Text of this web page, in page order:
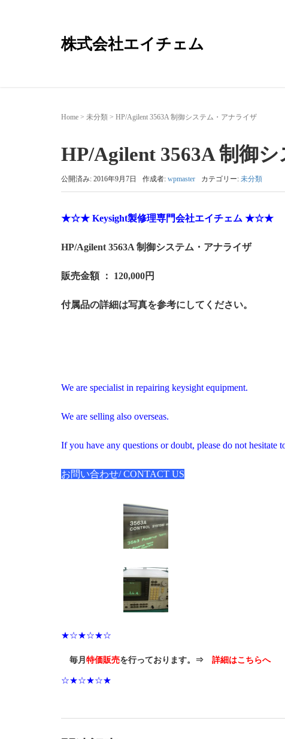
株式会社エイチェム
Home > 未分類 > HP/Agilent 3563A 制御システム・アナライザ
HP/Agilent 3563A 制御
公開済み: 2016年9月7日 作成者: wpmaster カテゴリー: 未分類
★☆★ Keysight製修理専門会社エイチェム ★☆★
HP/Agilent 3563A 制御システム・アナライザ
販売金額 ： 120,000円
付属品の詳細は写真を参考にしてください。
We are specialist in repairing keysight equipment.
We are selling also overseas.
If you have any questions or doubt, please do not hesitate
お問い合わせ/ CONTACT US
★☆★☆★☆
毎月 特価販売を行っております。⇒ 詳細はこちらへ
☆★☆★☆★